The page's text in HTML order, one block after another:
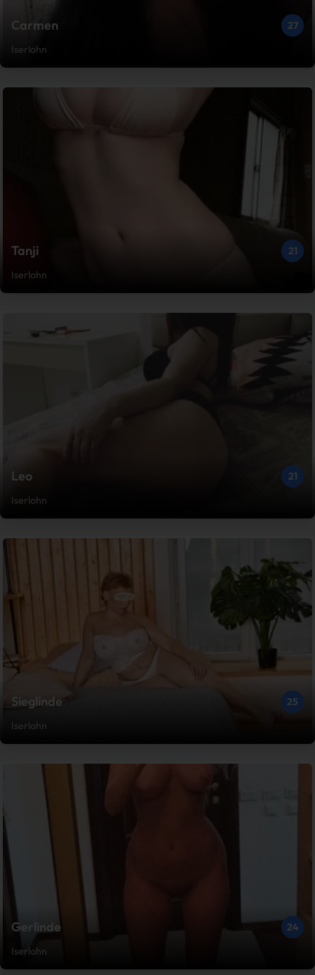
Carmen
27
Iserlohn
Tanji
21
Iserlohn
Leo
21
Iserlohn
Sieglinde
25
Iserlohn
Gerlinde
24
Iserlohn